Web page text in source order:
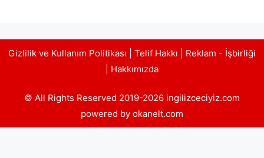
Gizlilik ve Kullanım Politikası Telif Hakkı
Reklam - İşbirliği
Hakkımızda
© All Rights Reserved 2019-2026 ingilizceciyiz.com
powered by okanelt.com